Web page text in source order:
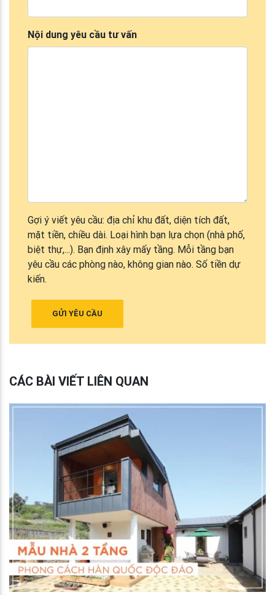
Nội dung yêu cầu tư vấn
Gợi ý viết yêu cầu: địa chỉ khu đất, diện tích đất,
mặt tiền, chiều dài. Loại hình bạn lựa chọn (nhà phố,
biệt thự,...). Bạn định xây mấy tầng. Mỗi tầng bạn
yêu cầu các phòng nào, không gian nào. Số tiền dự
kiến.
GỬI YÊU CẦU
CÁC BÀI VIẾT LIÊN QUAN